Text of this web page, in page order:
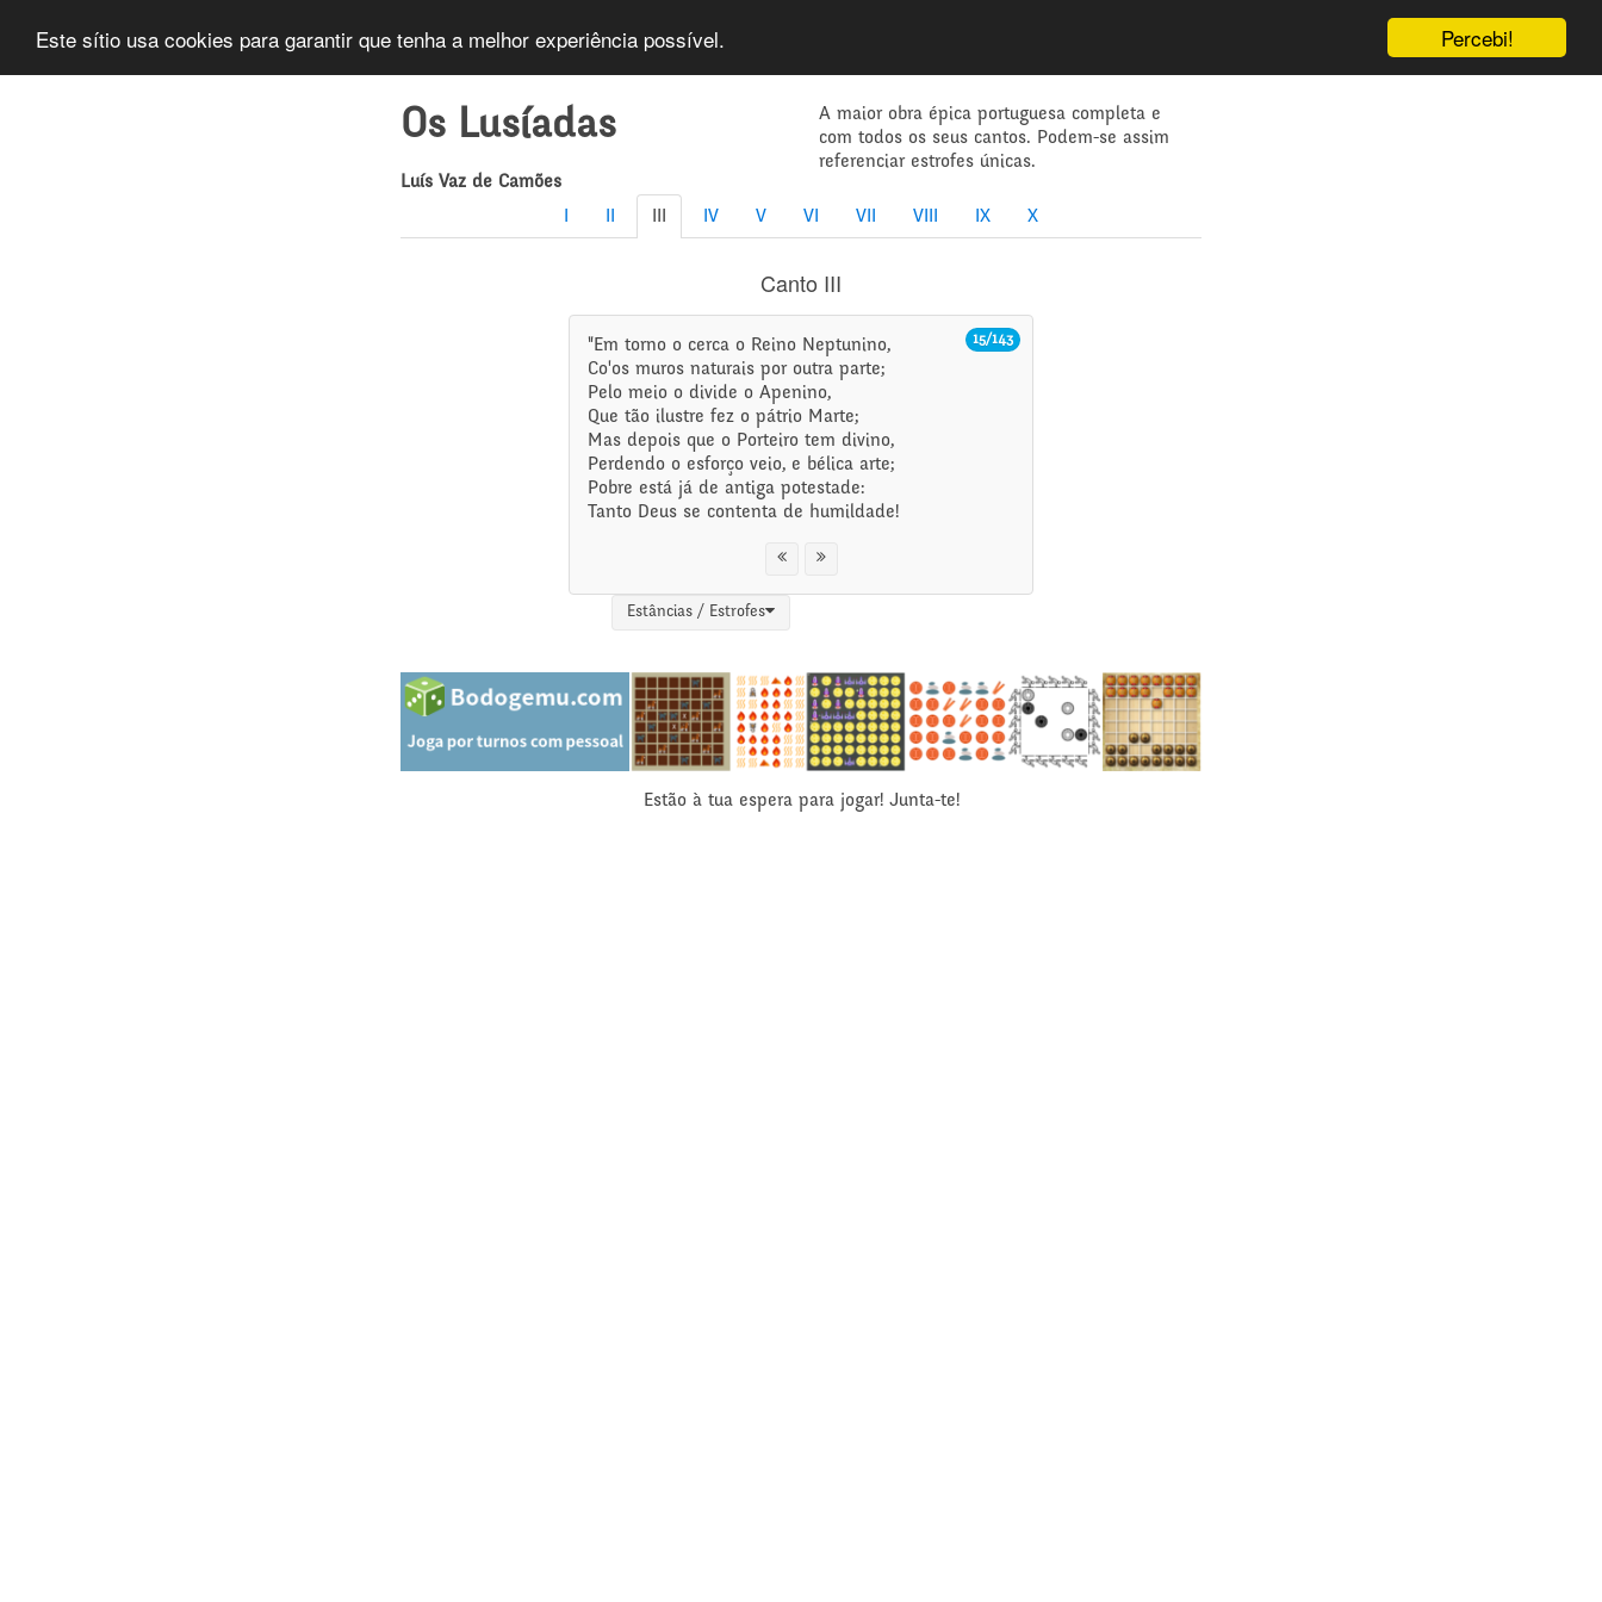
Percebi!
Este sítio usa cookies para garantir que tenha a melhor experiência possível.
Os Lusíadas
Luís Vaz de Camões
A maior obra épica portuguesa completa e
com todos os seus cantos. Podem-se assim
referenciar estrofes únicas.
IV V VI VII VIII IX X
Canto III
15/143
"Em torno o cerca o Reino Neptunino,
Co'os muros naturais por outra parte;
Pelo meio o divide o Apenino,
Que tão ilustre fez o pátrio Marte;
Mas depois que o Porteiro tem divino,
Perdendo o esforço veio, e bélica arte;
Pobre está já de antiga potestade:
Tanto Deus se contenta de humildade!
Estâncias / Estrofes
Estão à tua espera para jogar! Junta-te!